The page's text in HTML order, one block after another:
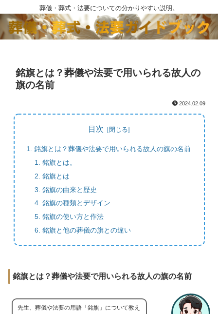
葬儀・葬式・法要についての分かりやすい説明。
銘旗とは？葬儀や法要で用いられる故人の
旗の名前
2024.02.09
目次
銘旗とは？葬儀や法要で用いられる故人の旗の名前
銘旗とは。
銘旗とは
銘旗の由来と歴史
銘旗の種類とデザイン
銘旗の使い方と作法
銘旗と他の葬儀の旗との違い
銘旗とは？葬儀や法要で用いられる故人の旗の名前
先生、葬儀や法要の用語「銘旗」について教え